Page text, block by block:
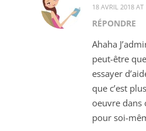
18 AVRIL 2018 AT
RÉPONDRE
Ahaha
peut-être
essayer
que c’est
oeuvre dans
pour soi-